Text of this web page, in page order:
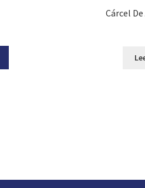
Cárcel